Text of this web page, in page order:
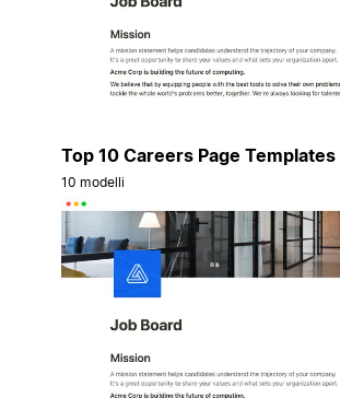
Top 10 Careers Page Templates
10 modelli